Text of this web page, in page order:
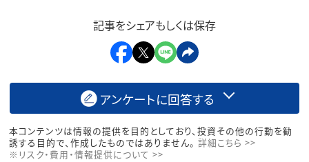
記事をシェアもしくは保存
アンケートに回答する
本コンテンツは情報の提供を目的としており、投資その他の行動を勧
誘する目的で、作成したものではありません。 詳細こちら >>
※リスク・費用・情報提供について >>